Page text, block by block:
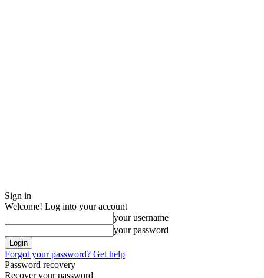
Sign in
Welcome! Log into your account
your username
your password
Forgot your password? Get help
Password recovery
Recover your password